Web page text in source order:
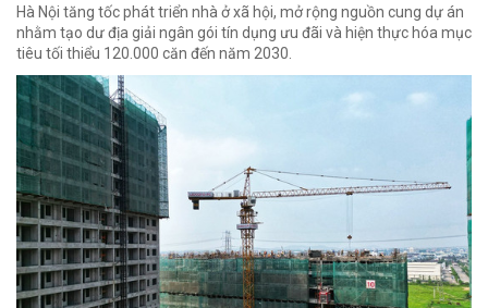
Hà Nội tăng tốc phát triển nhà ở xã hội, mở rộng nguồn cung dự án
nhằm tạo dư địa giải ngân gói tín dụng ưu đãi và hiện thực hóa mục
tiêu tối thiểu 120.000 căn đến năm 2030.